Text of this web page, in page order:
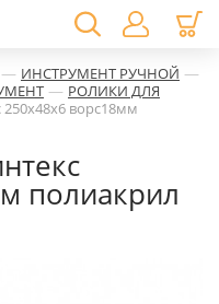
— ИНСТРУМЕНТ РУЧНОЙ —
— РОЛИКИ ДЛЯ
ворс18мм
полиакрил